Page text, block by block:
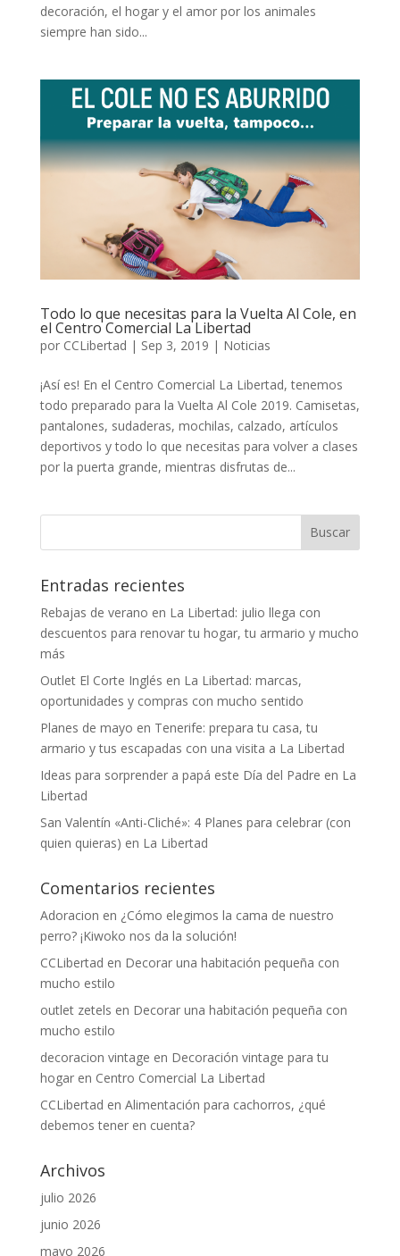
decoración, el hogar y el amor por los animales
siempre han sido...
Todo lo que necesitas para la Vuelta Al Cole, en
el Centro Comercial La Libertad
por CCLibertad | Sep 3, 2019 | Noticias
¡Así es! En el Centro Comercial La Libertad, tenemos
todo preparado para la Vuelta Al Cole 2019. Camisetas,
pantalones, sudaderas, mochilas, calzado, artículos
deportivos y todo lo que necesitas para volver a clases
por la puerta grande, mientras disfrutas de...
Entradas recientes
Rebajas de verano en La Libertad: julio llega con
descuentos para renovar tu hogar, tu armario y mucho
más
Outlet El Corte Inglés en La Libertad: marcas,
oportunidades y compras con mucho sentido
Planes de mayo en Tenerife: prepara tu casa, tu
armario y tus escapadas con una visita a La Libertad
Ideas para sorprender a papá este Día del Padre en La
Libertad
San Valentín «Anti-Cliché»: 4 Planes para celebrar (con
quien quieras) en La Libertad
Comentarios recientes
Adoracion en ¿Cómo elegimos la cama de nuestro
perro? ¡Kiwoko nos da la solución!
CCLibertad en Decorar una habitación pequeña con
mucho estilo
outlet zetels en Decorar una habitación pequeña con
mucho estilo
decoracion vintage en Decoración vintage para tu
hogar en Centro Comercial La Libertad
CCLibertad en Alimentación para cachorros, ¿qué
debemos tener en cuenta?
Archivos
julio 2026
junio 2026
mayo 2026